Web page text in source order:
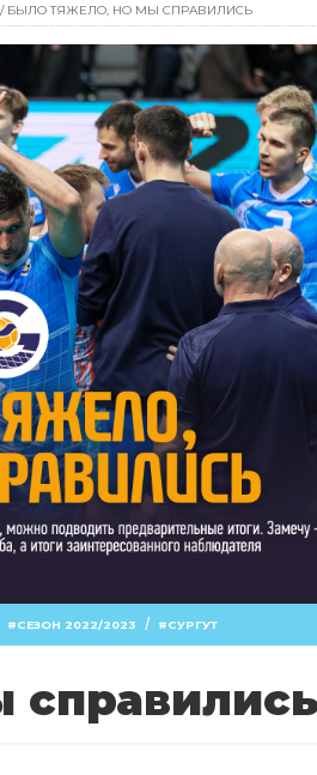
/ БЫЛО ТЯЖЕЛО, НО МЫ СПРАВИЛИСЬ
СЕЗОН 2022/2023 / СУРГУТ